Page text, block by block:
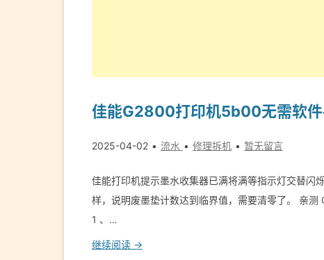
佳能G2800打印机5b00无需软件
2025-04-02 流水 修理拆机 暂无留言
佳能打印机提示墨水收集器已满将满等指示灯交替
样，说明废墨垫计数达到临界值，需要清零了。 亲
1 、…
继续阅读 →